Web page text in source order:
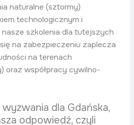
naturalne (sztormy)
technologicznym i
szkolenia dla tutejszych
na zabezpieczeniu zaplecza
na terenach
oraz współpracy cywilno-
dla Gdańska,
odpowiedź, czyli